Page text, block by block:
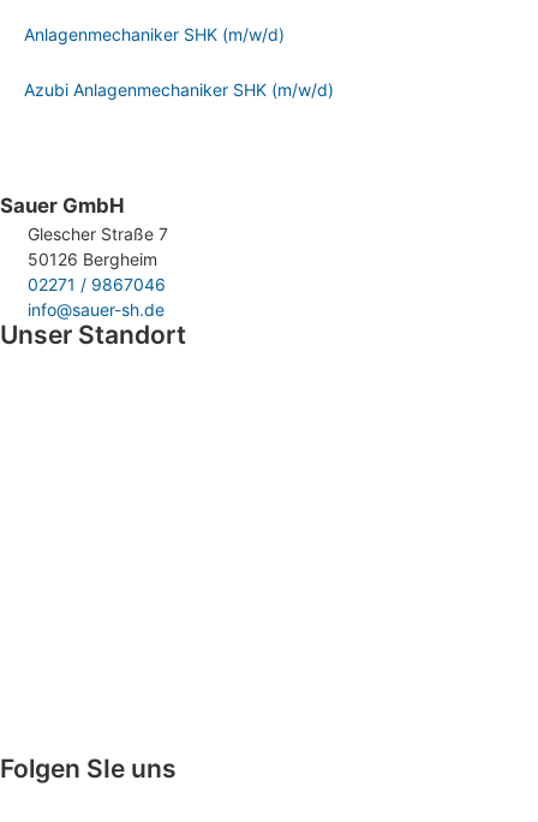
Anlagenmechaniker SHK (m/w/d)
Azubi Anlagenmechaniker SHK (m/w/d)
Sauer GmbH
Glescher Straße 7
50126 Bergheim
02271 / 9867046
info@sauer-sh.de
Unser Standort
Folgen SIe uns